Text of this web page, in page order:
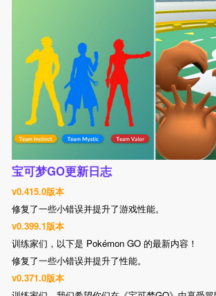
宝可梦GO更新日志
v0.415.0版本
修复了一些小错误并提升了游戏性能。
v0.399.1版本
训练家们，以下是 Pokémon GO 的最新内容！
修复了一些小错误并提升了性能。
v0.371.0版本